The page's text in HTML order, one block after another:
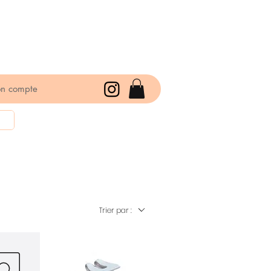
compte
Trier par :